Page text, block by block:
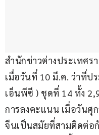
สำนักข่าวต่างประเทศร
เมื่อวันที่ 10 มี.ค. ว่าที่
เอ็นพีซี ) ชุดที่ 14 ทั้ง
การลงคะแนน เมื่อวันศุ
จีนเป็นสมัยที่สามติดต่อ